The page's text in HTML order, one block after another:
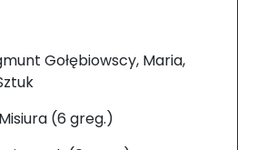
Gołębiowscy, Maria,
(6 greg.)